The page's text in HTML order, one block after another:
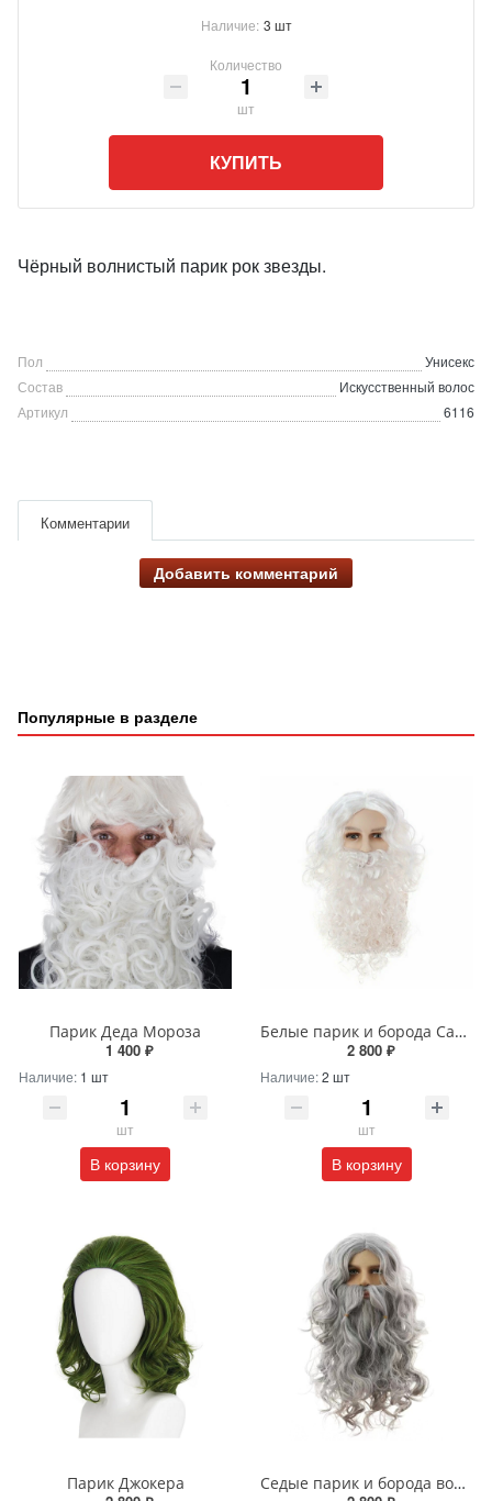
Наличие: 3 шт
Количество
шт
КУПИТЬ
Чёрный волнистый парик рок звезды.
Пол
Унисекс
Состав
Искусственный волос
Артикул
6116
Комментарии
Добавить комментарий
Популярные в разделе
Парик Деда Мороза
1 400 ₽
Наличие: 1 шт
шт
В корзину
Белые парик и борода Санты
2 800 ₽
Наличие:2 шт
шт
В корзину
Парик Джокера
Седые парик и борода волшебника